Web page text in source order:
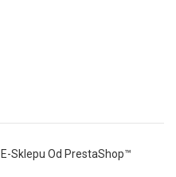
Sklepu Od PrestaShop™